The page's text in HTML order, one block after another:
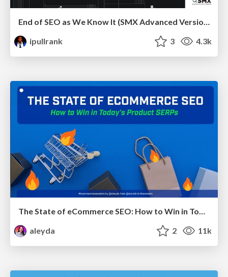
End of SEO as We Know It (SMX Advanced Version)
ipullrank
3 4.3k
The State of eCommerce SEO: How to Win in Today's Products SERPs - #SEOweek
aleyda
2 11k